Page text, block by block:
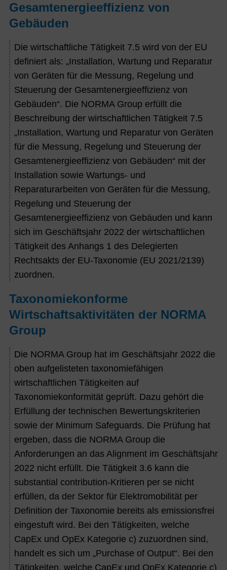
Gesamtenergieeffizienz von
Gebäuden
Die wirtschaftliche Tätigkeit 7.5 wird von der EU
definiert als: „Installation, Wartung und Reparatur
von Geräten für die Messung, Regelung und
Steuerung der Gesamtenergieeffizienz von
Gebäuden“. Die NORMA Group erfüllt die
Beschreibung der wirtschaftlichen Tätigkeit 7.5
„Installation, Wartung und Reparatur von Geräten
für die Messung, Regelung und Steuerung der
Gesamtenergieeffizienz von Gebäuden“ mit der
Installation sowie Wartungs- und
Reparaturarbeiten von Geräten für die Messung,
Regelung und Steuerung der
Gesamtenergieeffizienz von Gebäuden und kann
sich im Geschäftsjahr 2022 der wirtschaftlichen
Tätigkeit des Anhangs 1 des Delegierten
Rechtsakts der EU-Taxonomie (EU 2021/2139)
zuordnen.
Taxonomiekonforme
Wirtschaftsaktivitäten der NORMA
Group
Die NORMA Group hat im Geschäftsjahr 2022 die
oben aufgelisteten taxonomiefähigen
wirtschaftlichen Tätigkeiten auf
Taxonomiekonformität geprüft. Dazu gehört die
Erfüllung der technischen Bewertungskriterien
sowie der Minimum Safeguards. Die Prüfung hat
ergeben, dass die NORMA Group die
Anforderungen an das Alignment im Geschäftsjahr
2022 nicht erfüllt. Die Tätigkeit 3.6 kann die
substantial contribution-Kritieren per se nicht
erfüllen, da der Sektor für Elektromobilität per
Definition der Taxonomie bereits als emissionsfrei
eingestuft wird. Bei den Tätigkeiten, welche
CapEx und OpEx Kategorie c) zuzuordnen sind,
handelt es sich um „Purchase of Output“. Bei den
Tätigkeiten, welche CapEx und OpEx Kategorie c)